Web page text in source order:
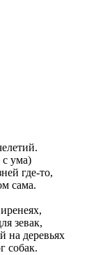
с ума)
где-то,
сама.
зевак,
на деревьях
собак.